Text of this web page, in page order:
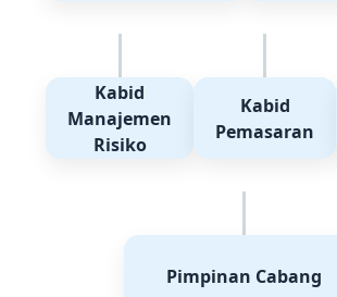
Kabid
Manajemen
Risiko
Kabid
Pemasaran
Pimpinan Cabang